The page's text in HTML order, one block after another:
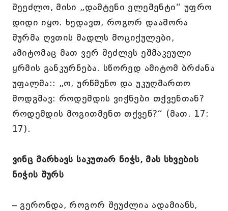
შეეძლო, მისი „დამტენი ელემენტი“ უფრო
დიდი იყო. ხედავთ, როგორ დააშორა
შურმა ღვთის მადლს მოციქულები,
ამიტომაც მათ ვერ შეძლეს ეშმაკეული
ყრმის განკურნება. სწორედ ამიტომ ბრძანა
უფალმა:: „ო, ურწმუნო და უკუღმართო
მოდგმავ: როდემდის ვიქნები თქვენთან?
როდემდის მოგითმენთ თქვენ?“ (მათ. 17:
17).
ვინც მარხავს საკუთარ ნიჭს, მას სხვების
ნიჭის შურს
– გერონდა, როგორ შეუძლია ადამიანს,